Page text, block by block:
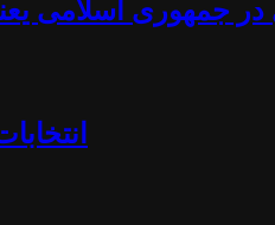
در جمهوری اسلامی